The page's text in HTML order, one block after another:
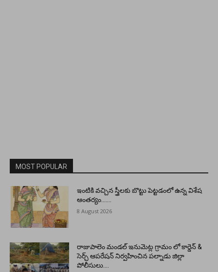
MOST POPULAR
ఇంటికి వచ్చిన స్త్రీలకు బొట్టు పెట్టడంలో ఉన్న విశేష
ఆంతర్యం…….
8 August 2026
రాజుపాలెం మండల్ ఇనుమెట్ల గ్రామం లో కార్డెన్ &
సెర్చ్ ఆపరేషన్ నిర్వహించిన పల్నాడు జిల్లా
పోలీసులు….